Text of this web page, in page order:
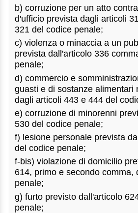
b) corruzione per un atto
d'ufficio prevista dagli articoli
321 del codice penale;
c) violenza o minaccia a un
prevista dall'articolo 336
penale;
d) commercio e
guasti e di sostanze alimentari
dagli articoli 443 e 444 del
e) corruzione di minorenni
530 del codice penale;
f) lesione personale prevista
del codice penale;
f-bis) violazione di domicilio
614, primo e secondo comma,
penale;
g) furto previsto dall'articolo
penale;